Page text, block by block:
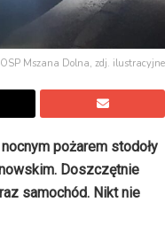
Mszana Dolna, zdj. ilustracyjne
pożarem stodoły
Doszczętnie
samochód. Nikt nie